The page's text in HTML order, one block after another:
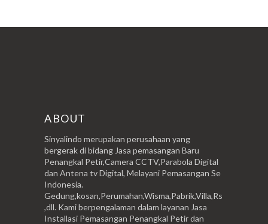
ABOUT
Sinyalindo merupakan perusahaan yang
bergerak di bidang Jasa pemasangan Baru
Penangkal Petir,Camera CCTV,Parabola Digital
dan Antena tv Digital, Melayani Pemasangan Se
Indonesia.
Gedung,kosan,Perumahan,Wisma,Pabrik,Villa,Rs
,dll. Kami berpengalaman dalam layanan Jasa
Installasi Pemasangan Penangkal Petir dan